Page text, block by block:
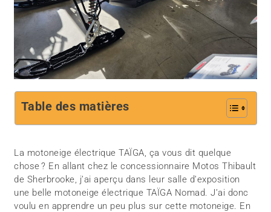
Table des matières
La motoneige électrique TAÏGA, ça vous dit quelque
chose ? En allant chez le concessionnaire Motos Thibault
de Sherbrooke, j’ai aperçu dans leur salle d’exposition
une belle motoneige électrique TAÏGA Nomad. J’ai donc
voulu en apprendre un peu plus sur cette motoneige. En